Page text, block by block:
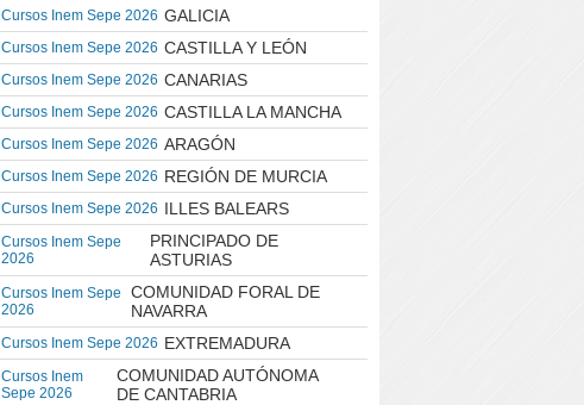
Cursos Inem Sepe 2026 GALICIA
Cursos Inem Sepe 2026 CASTILLA Y LEÓN
Cursos Inem Sepe 2026 CANARIAS
Cursos Inem Sepe 2026 CASTILLA LA MANCHA
Cursos Inem Sepe 2026 ARAGÓN
Cursos Inem Sepe 2026 REGIÓN DE MURCIA
Cursos Inem Sepe 2026 ILLES BALEARS
Cursos Inem Sepe
2026
PRINCIPADO DE
ASTURIAS
Cursos Inem Sepe
2026
COMUNIDAD FORAL DE
NAVARRA
Cursos Inem Sepe 2026 EXTREMADURA
Cursos Inem
Sepe 2026
COMUNIDAD AUTÓNOMA
DE CANTABRIA